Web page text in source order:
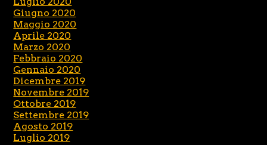
Giugno 2020
Maggio 2020
Aprile 2020
Marzo 2020
Febbraio 2020
Gennaio 2020
Dicembre 2019
Novembre 2019
Ottobre 2019
Settembre 2019
Agosto 2019
Luglio 2019